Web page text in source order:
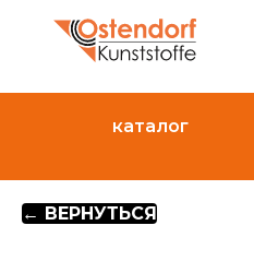
каталог
← ВЕРНУТЬСЯ